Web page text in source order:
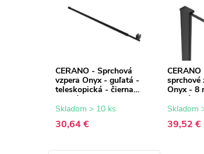
CERANO - Sprchová
vzpera Onyx - guľatá -
teleskopická - čierna
matná - 77-140 cm
Skladom > 10 ks
30,64 €
Onyx - 8
matná -
Skladom
39,52 €